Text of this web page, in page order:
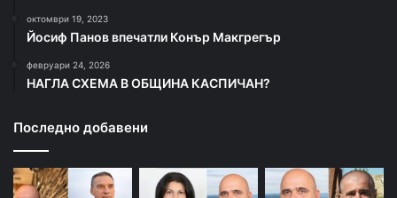
октомври 19, 2023
Йосиф Панов впечатли Конър Макгрегър
февруари 24, 2026
НАГЛА СХЕМА В ОБЩИНА КАСПИЧАН?
Последно добавени